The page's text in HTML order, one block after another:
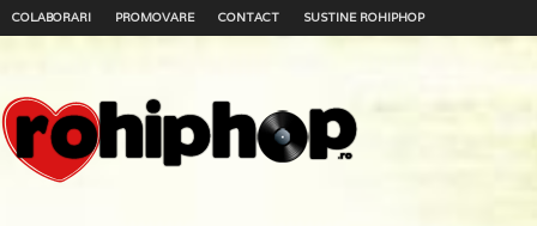
COLABORARI PROMOVARE CONTACT SUSTINE ROHIPHOP